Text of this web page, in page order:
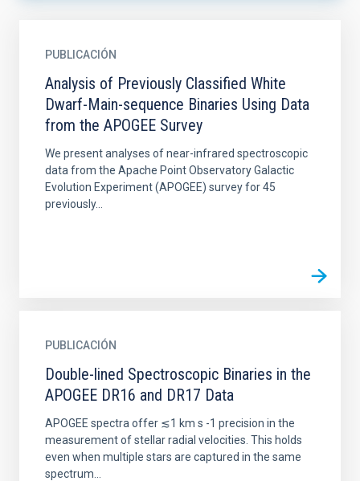
PUBLICACIÓN
Analysis of Previously Classified White
Dwarf-Main-sequence Binaries Using Data
from the APOGEE Survey
We present analyses of near-infrared spectroscopic
data from the Apache Point Observatory Galactic
Evolution Experiment (APOGEE) survey for 45
previously...
PUBLICACIÓN
Double-lined Spectroscopic Binaries in the
APOGEE DR16 and DR17 Data
APOGEE spectra offer ≲1 km s -1 precision in the
measurement of stellar radial velocities. This holds
even when multiple stars are captured in the same
spectrum...